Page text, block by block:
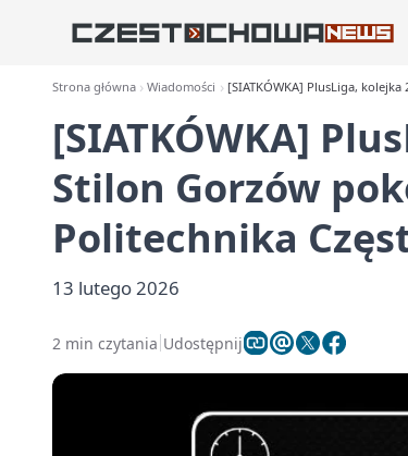
Strona główna Wiadomości [SIATKÓWKA] PlusLiga,
[SIATKÓWKA]
Stilon Gorzów
Politechnika
13 lutego 2026
2 min czytania Udostępnij